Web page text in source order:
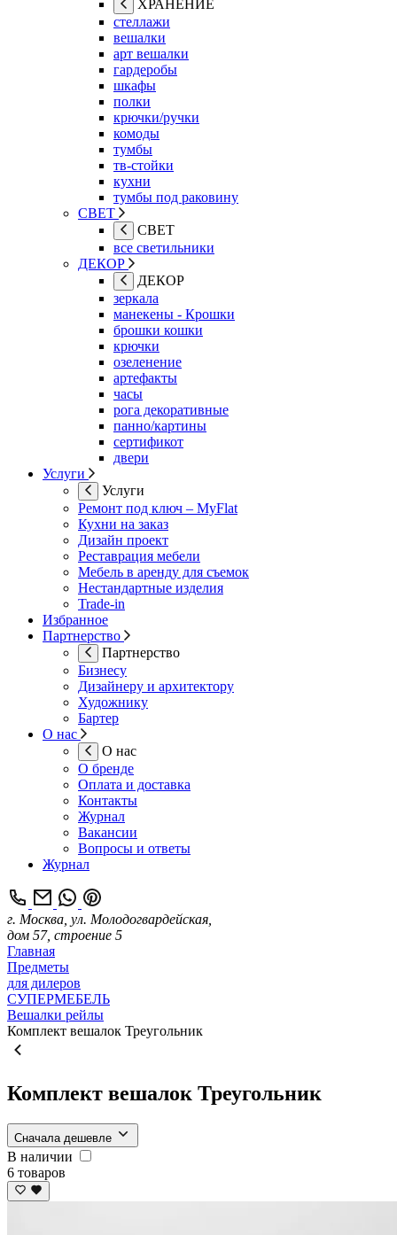
ХРАНЕНИЕ
стеллажи
вешалки
арт вешалки
гардеробы
шкафы
полки
крючки/ручки
комоды
тумбы
тв-стойки
кухни
тумбы под раковину
СВЕТ
СВЕТ
все светильники
ДЕКОР
ДЕКОР
зеркала
манекены - Крошки
брошки кошки
крючки
озеленение
артефакты
часы
рога декоративные
панно/картины
сертификот
двери
Услуги
Услуги
Ремонт под ключ – MyFlat
Кухни на заказ
Дизайн проект
Реставрация мебели
Мебель в аренду для съемок
Нестандартные изделия
Trade-in
Избранное
Партнерство
Партнерство
Бизнесу
Дизайнеру и архитектору
Художнику
Бартер
О нас
О нас
О бренде
Оплата и доставка
Контакты
Журнал
Вакансии
Вопросы и ответы
Журнал
г. Москва, ул. Молодогвардейская,
дом 57, строение 5
Главная
Предметы
для дилеров
СУПЕРМЕБЕЛЬ
Вешалки рейлы
Комплект вешалок Треугольник
Комплект вешалок Треугольник
Сначала дешевле
В наличии
6 товаров